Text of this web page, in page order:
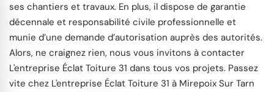
ses chantiers et travaux. En plus, il dispose de garantie
décennale et responsabilité civile professionnelle et
munie d’une demande d’autorisation auprès des autorités.
Alors, ne craignez rien, nous vous invitons à contacter
L'entreprise Éclat Toiture 31 dans tous vos projets. Passez
vite chez L'entreprise Éclat Toiture 31 à Mirepoix Sur Tarn